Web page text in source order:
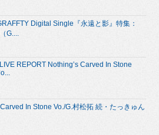
Digital Single『永遠と影』特集：
G....
REPORT Nothing’s Carved In Stone
In Stone Vo./G.村松拓 続・たっきゅん